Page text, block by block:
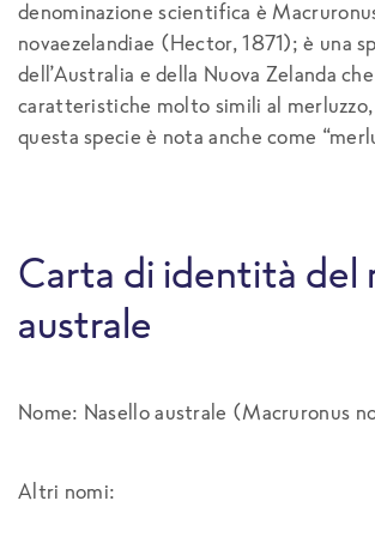
denominazione scientifica è
novaezelandiae (Hector, 1871); è una
dell’Australia e della Nuova Zelanda
caratteristiche molto simili al merluzzo,
questa specie è nota anche come
Carta di identità del
australe
Nome: Nasello australe (Macruronus
Altri nomi: